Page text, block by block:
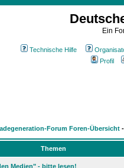
Ein
Technische Hilfe
Profil
Forum Foren-Übersicht
Themen
Medien" - bitte lesen!